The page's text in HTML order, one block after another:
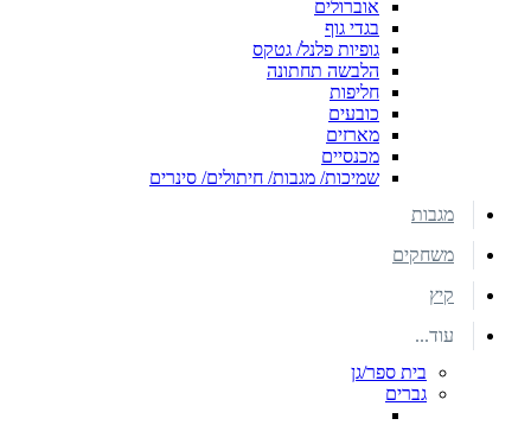
אוברולים
בגדי גוף
גופיות פלנל/ גטקס
הלבשה תחתונה
חליפות
כובעים
מארזים
מכנסיים
שמיכות/ מגבות/ חיתולים/ סינרים
מגבות
משחקים
קיץ
עוד...
בית ספר/גן
גברים